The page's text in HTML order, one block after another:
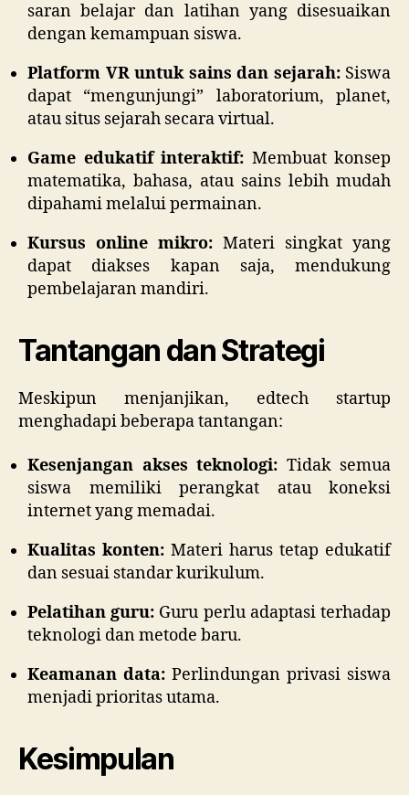
saran belajar dan latihan yang disesuaikan
dengan kemampuan siswa.
Platform VR untuk sains dan sejarah:Siswa
dapat “mengunjungi” laboratorium, planet,
atau situs sejarah secara virtual.
Game edukatif interaktif: Membuat konsep
matematika, bahasa, atau sains lebih mudah
dipahami melalui permainan.
Kursus online mikro: Materi singkat yang
dapat diakses kapan saja, mendukung
pembelajaran mandiri.
Tantangan dan Strategi
Meskipun menjanjikan, edtech startup
menghadapi beberapa tantangan:
Kesenjangan akses teknologi: Tidak semua
siswa memiliki perangkat atau koneksi
internet yang memadai.
Kualitas konten: Materi harus tetap edukatif
dan sesuai standar kurikulum.
Pelatihan guru: Guru perlu adaptasi terhadap
teknologi dan metode baru.
Keamanan data: Perlindungan privasi siswa
menjadi prioritas utama.
Kesimpulan